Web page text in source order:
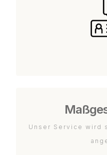
Unser Service wird